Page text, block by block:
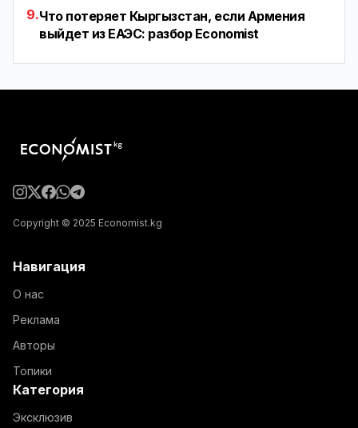
9.Что потеряет Кыргызстан, если Армения
выйдет из ЕАЭС: разбор Economist
Copyright © 2025 Economist.kg
Навигация
О нас
Реклама
Авторы
Топики
Категория
Эксклюзив